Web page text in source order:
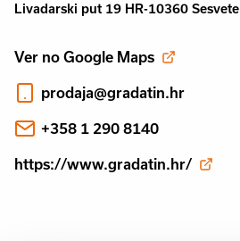
Livadarski put 19 HR-10360 Sesvete
Ver no Google Maps
prodaja@gradatin.hr
+358 1 290 8140
https://www.gradatin.hr/